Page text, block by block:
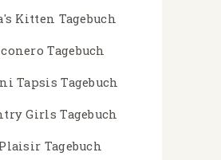
Kitten Tagebuch
Tagebuch
Tapsis Tagebuch
Girls Tagebuch
Tagebuch